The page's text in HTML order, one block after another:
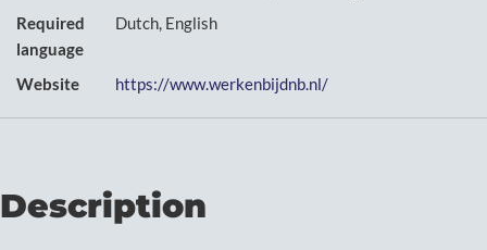
Required
language
Dutch, English
Website https://www.werkenbijdnb.nl/
Description